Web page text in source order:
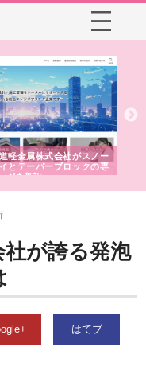
軽金属株式会社がスノー
とテーパーブロックの専
ジを新設
が誇る発泡
はてブ